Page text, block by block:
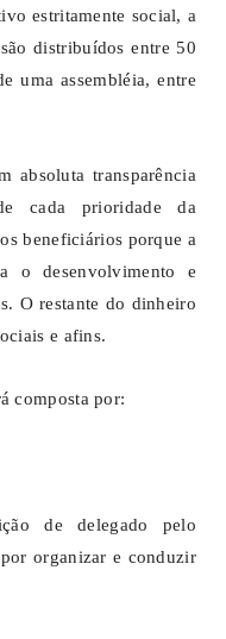
estritamente social, a
distribuídos entre 50
uma assembléia, entre
absoluta transparência
cada prioridade da
beneficiários porque a
o desenvolvimento e
O restante do dinheiro
e afins.
composta por:
de delegado pelo
organizar e conduzir